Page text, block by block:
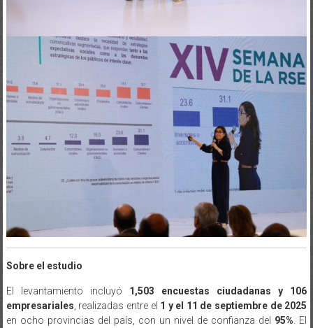
Sobre el estudio
El levantamiento incluyó 1,503 encuestas ciudadanas y 106
empresariales , realizadas entre el 1 y el 11 de septiembre de 2025
en ocho provincias del país, con un nivel de confianza del 95% . El